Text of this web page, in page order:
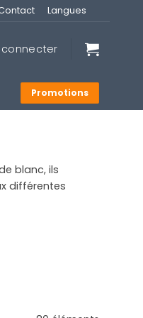
Langues
connecter
Promotions
blanc, ils
différentes